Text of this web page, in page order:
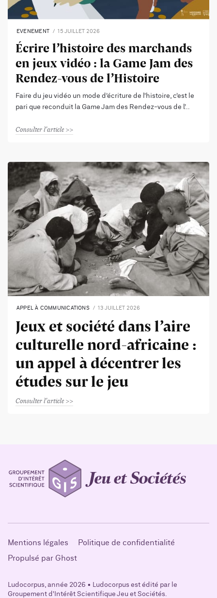
EVENEMENT 15 JUILLET 2026
Écrire l’histoire des marchands
en jeux vidéo : la Game Jam des
Rendez-vous de l’Histoire
Faire du jeu vidéo un mode d’écriture de l’histoire, c’est le
pari que reconduit la Game Jam des Rendez-vous de l’
Consulter l'article
APPEL À COMMUNICATIONS 13 JUILLET 2026
Jeux et société dans l’aire
culturelle nord-africaine :
un appel à décentrer les
études sur le jeu
Consulter l'article
Mentions légales
Politique de confidentialité
Propulsé par Ghost
Ludocorpus, année 2026 • Ludocorpus est édité par le
Groupement d'Intérêt Scientifique Jeu et Sociétés.